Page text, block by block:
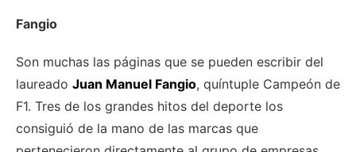
Fangio
Son muchas las páginas que se pueden escribir del
laureado Juan Manuel Fangio, quíntuple Campeón de
F1. Tres de los grandes hitos del deporte los
consiguió de la mano de las marcas que